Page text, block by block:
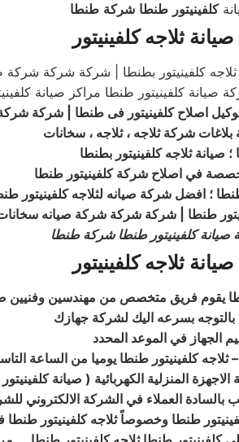
كلفينيتور طنطا شركة طنطا
ثلاجه كلفينيتور
كلفينيتور بطنطا | شركة شركة
اصلاح كلفينيتور فى طنطا | شركة شركة
شركة ثلاجه ، ثلاجه ، سخانات
صيانة ثلاجه كلفينيتور بطنطا
في اصلاح شركة كلفينيتور طنطا
؛ افضل شركة صيانه لثلاجه كلفينيتور
طنطا | شركة شركة شركة صيانه سخانات
صيانة كلفينيتور طنطا شركة طنطا
ثلاجه كلفينيتور
يقوم فريق متخصص من مهندسين وفنيين
بالتوجه بسرعه اليك لشركة جهازك
الجهاز في الموعد المحدد
ثلاجه كلفينيتور طنطا يوميا من الساعة
المنزلية الكهربائية ( صيانة
بالسادة العملاء في الشركة الالكتروني
طنطا وخصوصاً ثلاجه كلفينيتور طنطا